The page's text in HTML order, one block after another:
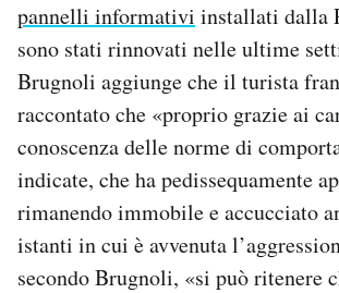
pannelli informativi installati dalla
sono stati rinnovati nelle ultime
Brugnoli aggiunge che il turista
raccontato che «proprio grazie ai
conoscenza delle norme di
indicate, che ha pedissequamente
rimanendo immobile e accucciato
istanti in cui è avvenuta
secondo Brugnoli, «si può ritenere